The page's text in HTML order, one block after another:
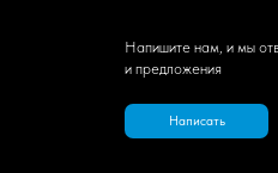
Написать
Напишите нам, и мы
и предложения